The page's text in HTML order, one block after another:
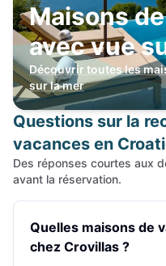
Maisons
avec vue
Découvrir toutes les
sur la mer
Questions sur la
vacances en
Des réponses courtes aux
avant la réservation.
Quelles maisons de
chez Crovillas ?